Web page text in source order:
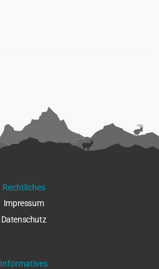
Rechtliches
Impressum
Datenschutz
Informatives